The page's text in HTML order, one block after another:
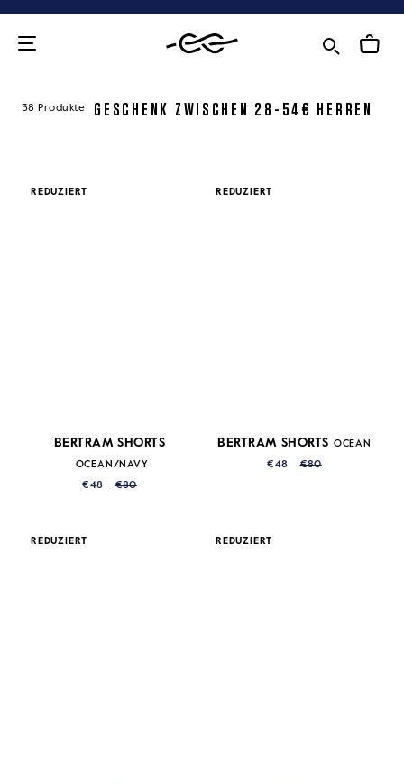
38 Produkte GESCHENK ZWISCHEN 28-54€ HERREN
REDUZIERT
BERTRAM SHORTS
OCEAN/NAVY
€48 €80
REDUZIERT
BERTRAM SHORTS OCEAN
€48 €80
REDUZIERT REDUZIERT